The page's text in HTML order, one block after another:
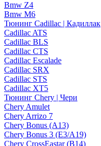
Bmw Z4
Bmw М6
Тюнинг Cadillac | Кадиллак
Cadillac ATS
Cadillac BLS
Cadillac CTS
Cadillac Escalade
Cadillac SRX
Cadillac STS
Cadillac XT5
Тюнинг Chery | Чери
Chery Amulet
Chery Arrizo 7
Chery Bonus (A13)
Chery Bonus 3 (E3/A19)
Chery CrossEastar (B14)